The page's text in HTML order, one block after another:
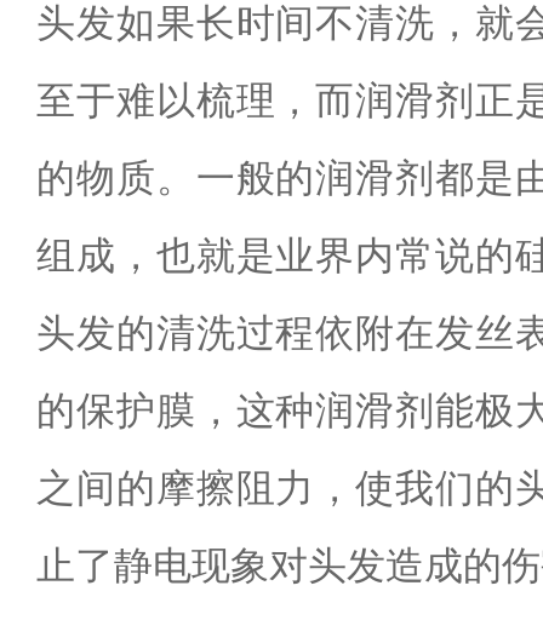
头发如果长时间不清洗，就
至于难以梳理，而润滑剂正
的物质。一般的润滑剂都是
组成，也就是业界内常说的
头发的清洗过程依附在发丝
的保护膜，这种润滑剂能极
之间的摩擦阻力，使我们的
止了静电现象对头发造成的